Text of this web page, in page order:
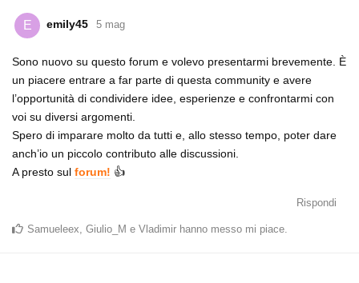
E emily45 5 mag
Sono nuovo su questo forum e volevo presentarmi brevemente. È
un piacere entrare a far parte di questa community e avere
l’opportunità di condividere idee, esperienze e confrontarmi con
voi su diversi argomenti.
Spero di imparare molto da tutti e, allo stesso tempo, poter dare
anch’io un piccolo contributo alle discussioni.
A presto sul forum! 👍
Rispondi
Samueleex Giulio_M e Vladimir hanno messo mi piace